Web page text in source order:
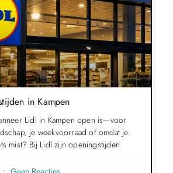
in Kampen
Lidl in Kampen open is—voor
je weekvoorraad of omdat je
mist? Bij Lidl zijn openingstijden